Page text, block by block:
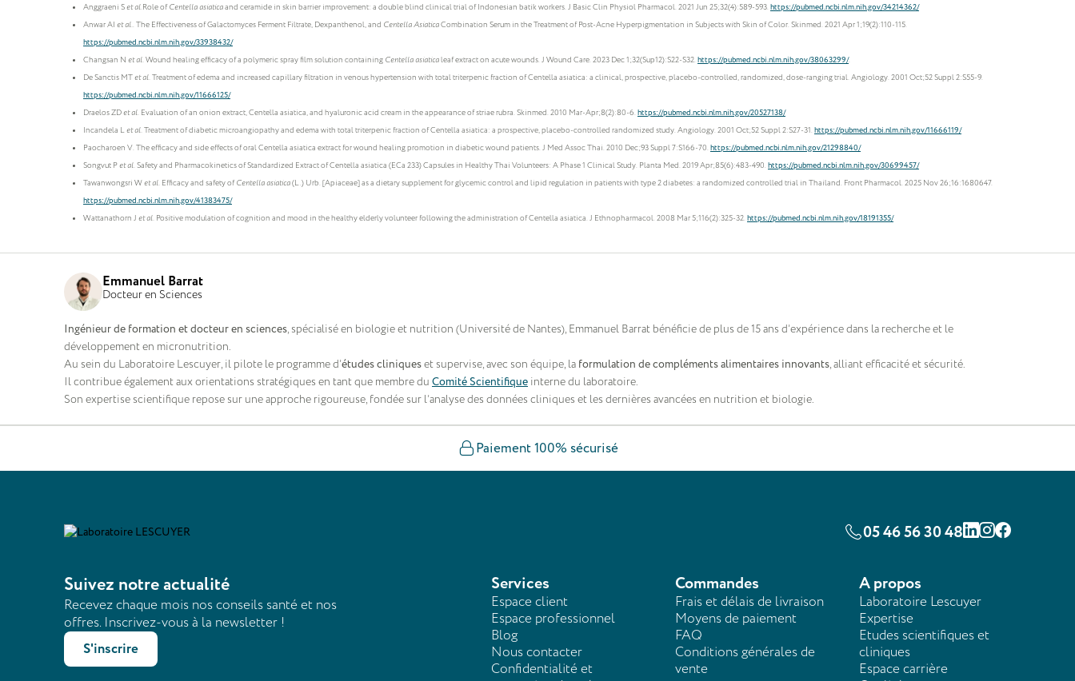
Anggraeni Set al.Role ofCentella asiaticaand ceramide in skin barrier improvement: a double blind clinical trial of Indonesian batik workers. J Basic Clin Physiol Pharmacol. 2021 Jun 25;32(4):589-593. https://pubmed.ncbi.nlm.nih.gov/34214362/
Anwar AI et al.. The Effectiveness of Galactomyces Ferment Filtrate, Dexpanthenol, and Centella AsiaticaCombination Serum in the Treatment of Post-Acne Hyperpigmentation in Subjects with Skin of Color. Skinmed. 2021 Apr 1;19(2):110-115.
https://pubmed.ncbi.nlm.nih.gov/33938432/
Changsan N et al.Wound healing efficacy of a polymeric spray film solution containing Centella asiaticaleaf extract on acute wounds. J Wound Care. 2023 Dec 1;32(Sup12):S22-S32. https://pubmed.ncbi.nlm.nih.gov/38063299/.
De Sanctis MTet al.Treatment of edema and increased capillary filtration in venous hypertension with total triterpenic fraction of Centella asiatica: a clinical, prospective, placebo-controlled, randomized, dose-ranging trial. Angiology. 2001 Oct;52 Suppl 2:S55-9.
https://pubmed.ncbi.nlm.nih.gov/11666125/
Draelos ZDet al. Evaluation of an onion extract, Centella asiatica, and hyaluronic acid cream in the appearance of striae rubra. Skinmed. 2010 Mar-Apr;8(2):80-6. https://pubmed.ncbi.nlm.nih.gov/20527138/
Incandela Let al.Treatment of diabetic microangiopathy and edema with total triterpenic fraction of Centella asiatica: a prospective, placebo-controlled randomized study. Angiology. 2001 Oct;52 Suppl 2:S27-31. https://pubmed.ncbi.nlm.nih.gov/11666119/
Paocharoen V. The efficacy and side effects of oral Centella asiatica extract for wound healing promotion in diabetic wound patients. J Med Assoc Thai. 2010 Dec;93 Suppl 7:S166-70. https://pubmed.ncbi.nlm.nih.gov/21298840/
Songvut Pet al.Safety and Pharmacokinetics of Standardized Extract of Centella asiatica (ECa 233) Capsules in Healthy Thai Volunteers: A Phase 1 Clinical Study. Planta Med. 2019 Apr;85(6):483-490. https://pubmed.ncbi.nlm.nih.gov/30699457/
Tawanwongsri Wet al. Efficacy and safety ofCentella asiatica(L.) Urb. [Apiaceae] as a dietary supplement for glycemic control and lipid regulation in patients with type 2 diabetes: a randomized controlled trial in Thailand. Front Pharmacol. 2025 Nov 26;16:1680647.
https://pubmed.ncbi.nlm.nih.gov/41383475/
Wattanathorn J et al. Positive modulation of cognition and mood in the healthy elderly volunteer following the administration of Centella asiatica. J Ethnopharmacol. 2008 Mar 5;116(2):325-32. https://pubmed.ncbi.nlm.nih.gov/18191355/
Emmanuel Barrat
Docteur en Sciences
Ingénieur de formation et docteur en sciences, spécialisé en biologie et nutrition (Université de Nantes), Emmanuel Barrat bénéficie de plus de 15 ans d’expérience dans la recherche et le
développement en micronutrition.
Au sein du Laboratoire Lescuyer, il pilote le programme d’études cliniqueset supervise, avec son équipe, la formulation de compléments alimentaires innovants, alliant efficacité et sécurité.
Il contribue également aux orientations stratégiques en tant que membre du Comité Scientifique interne du laboratoire.
Son expertise scientifique repose sur une approche rigoureuse, fondée sur l’analyse des données cliniques et les dernières avancées en nutrition et biologie.
Paiement 100% sécurisé
05 46 56 30 48 Linkedin
Instagram
Facebook
Suivez notre actualité
Recevez chaque mois nos conseils santé et nos
offres. Inscrivez-vous à la newsletter !
S'inscrire
Services
Espace client
Espace professionnel
Blog
Nous contacter
Confidentialité et
Commandes
Frais et délais de livraison
Moyens de paiement
FAQ
Conditions générales de
vente
A propos
Laboratoire Lescuyer
Expertise
Etudes scientifiques et
cliniques
Espace carrière